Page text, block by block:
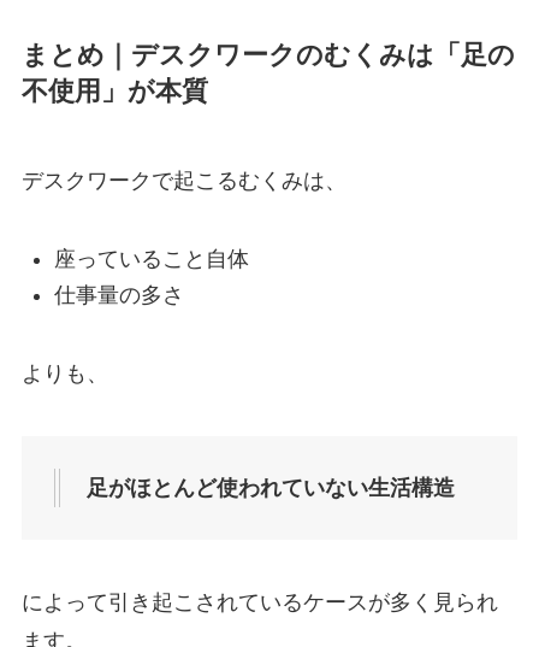
まとめ｜デスクワークのむくみは「足の
不使用」が本質
デスクワークで起こるむくみは、
座っていること自体
仕事量の多さ
よりも、
足がほとんど使われていない生活構造
によって引き起こされているケースが多く見られ
ます。